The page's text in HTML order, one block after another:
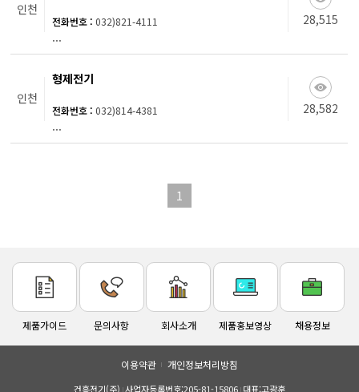
인천
전화번호 : 032)821-4111
...
28,515
인천
형제전기
전화번호 : 032)814-4381
...
28,582
1
제품가이드 문의사항 회사소개 제품홍보영상 채용정보
이용약관 개인정보처리방침
건흥전기(주) 사업자등록번호:205-81-15806 대표:고광훈